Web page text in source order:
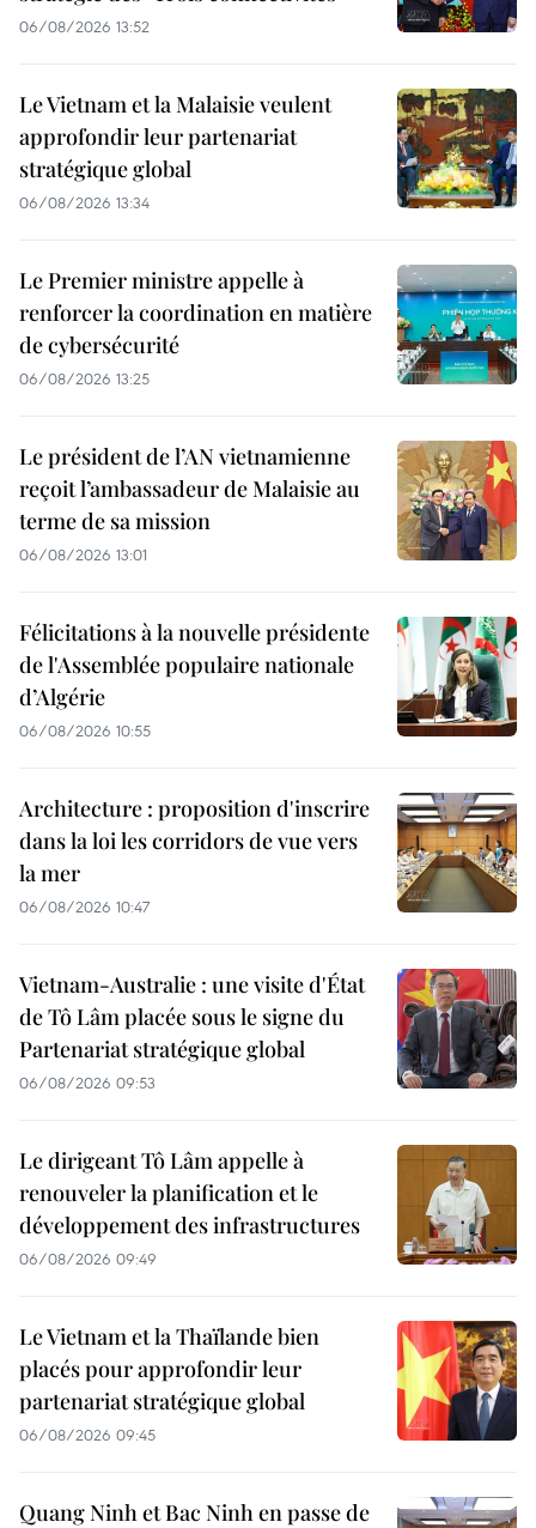
06/08/2026 13:52
Le Vietnam et la Malaisie veulent
approfondir leur partenariat
stratégique global
06/08/2026 13:34
Le Premier ministre appelle à
renforcer la coordination en matière
de cybersécurité
06/08/2026 13:25
Le président de l’AN vietnamienne
reçoit l’ambassadeur de Malaisie au
terme de sa mission
06/08/2026 13:01
Félicitations à la nouvelle présidente
de l'Assemblée populaire nationale
d’Algérie
06/08/2026 10:55
Architecture : proposition d'inscrire
dans la loi les corridors de vue vers
la mer
06/08/2026 10:47
Vietnam-Australie : une visite d'État
de Tô Lâm placée sous le signe du
Partenariat stratégique global
06/08/2026 09:53
Le dirigeant Tô Lâm appelle à
renouveler la planification et le
développement des infrastructures
06/08/2026 09:49
Le Vietnam et la Thaïlande bien
placés pour approfondir leur
partenariat stratégique global
06/08/2026 09:45
Quang Ninh et Bac Ninh en passe de